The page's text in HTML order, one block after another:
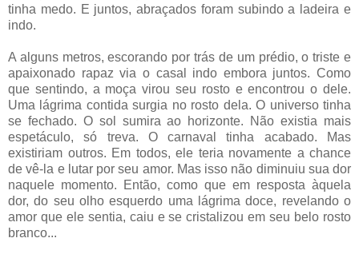
tinha medo. E juntos, abraçados foram subindo a ladeira e
indo.
A alguns metros, escorando por trás de um prédio, o triste e
apaixonado rapaz via o casal indo embora juntos. Como
que sentindo, a moça virou seu rosto e encontrou o dele.
Uma lágrima contida surgia no rosto dela. O universo tinha
se fechado. O sol sumira ao horizonte. Não existia mais
espetáculo, só treva. O carnaval tinha acabado. Mas
existiriam outros. Em todos, ele teria novamente a chance
de vê-la e lutar por seu amor. Mas isso não diminuiu sua dor
naquele momento. Então, como que em resposta àquela
dor, do seu olho esquerdo uma lágrima doce, revelando o
amor que ele sentia, caiu e se cristalizou em seu belo rosto
branco...